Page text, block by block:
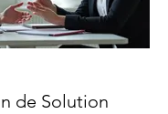
de Solution